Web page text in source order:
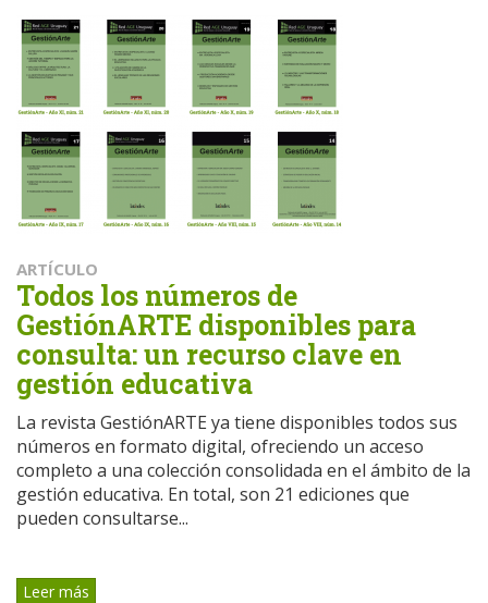
ARTÍCULO
Todos los números de
GestiónARTE disponibles para
consulta: un recurso clave en
gestión educativa
La revista GestiónARTE ya tiene disponibles todos sus
números en formato digital, ofreciendo un acceso
completo a una colección consolidada en el ámbito de la
gestión educativa. En total, son 21 ediciones que
pueden consultarse...
Leer más